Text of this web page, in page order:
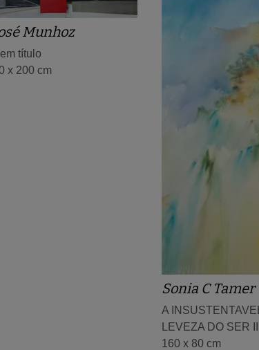
Munhoz
título
x 200 cm
Sonia C Tamer
A INSUSTENTAVEL
LEVEZA DO SER II
160 x 80 cm